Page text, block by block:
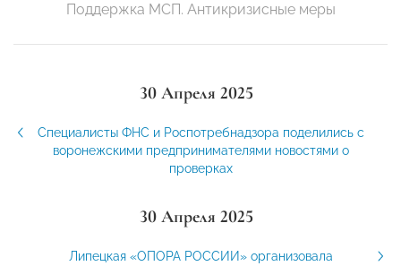
Поддержка МСП. Антикризисные меры
30 Апреля 2025
Специалисты ФНС и Роспотребнадзора поделились с
воронежскими предпринимателями новостями о
проверках
30 Апреля 2025
Липецкая «ОПОРА РОССИИ» организовала